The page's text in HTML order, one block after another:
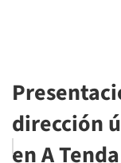
dirección
en A